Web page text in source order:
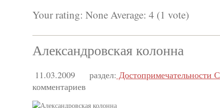
Your rating: NoneAverage: 4 (1 vote)
Александровская колонна
11.03.2009 раздел: Достопримечательности
комментариев